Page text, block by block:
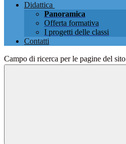
Didattica
Panoramica
Offerta formativa
I progetti delle classi
Contatti
Campo di ricerca per le pagine del sito